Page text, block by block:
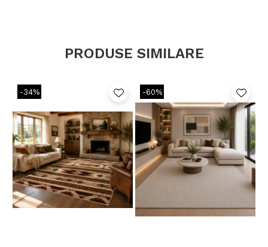
PRODUSE SIMILARE
-34% -60%